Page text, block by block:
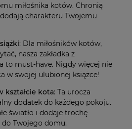
miłośnika kotów. Chronią
charakteru Twojemu
: Dla miłośników kotów,
nasza zakładka z
to must-have. Nigdy więcej nie
w swojej ulubionej książce!
kształcie kota: Ta urocza
dodatek do każdego pokoju.
światło i dodaje trochę
Twojego domu.